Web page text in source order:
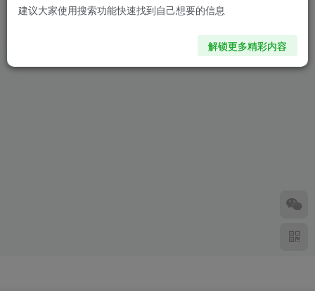
VII经典角色的视觉与情怀盛宴
建议大家使用搜索功能快速找到自己想要的信息
解锁更多精彩内容